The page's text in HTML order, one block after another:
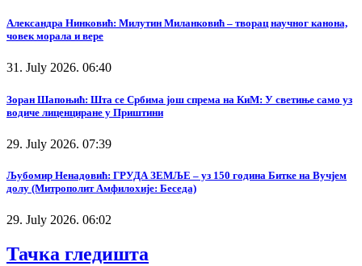
Александра Нинковић: Милутин Миланковић – творац научног канона,
човек морала и вере
31. July 2026. 06:40
Зоран Шапоњић: Шта се Србима још спрема на КиМ: У светиње само уз
водиче лиценциране у Приштини
29. July 2026. 07:39
Љубомир Ненадовић: ГРУДА ЗЕМЉЕ – уз 150 година Битке на Вучјем
долу (Митрополит Амфилохије: Беседа)
29. July 2026. 06:02
Тачка гледишта